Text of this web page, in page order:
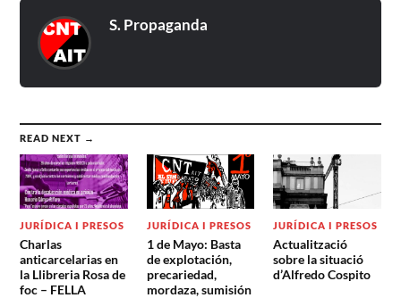
S. Propaganda
READ NEXT →
JURÍDICA I PRESOS
Charlas
anticarcelarias en
la Llibreria Rosa de
foc – FELLA
JURÍDICA I PRESOS
1 de Mayo: Basta
de explotación,
precariedad,
mordaza, sumisión
JURÍDICA I PRESOS
Actualització
sobre la situació
d’Alfredo Cospito